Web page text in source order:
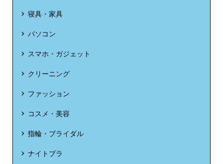
寝具・家具
パソコン
スマホ・ガジェット
クリーニング
ファッション
コスメ・美容
指輪・ブライダル
ナイトブラ